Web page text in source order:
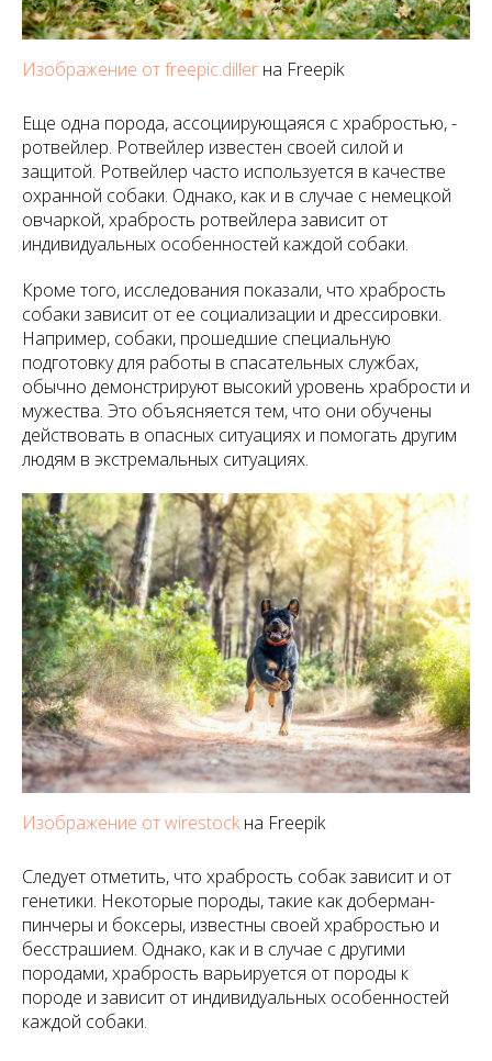
Изображение от freepic.diller на Freepik
Еще одна порода, ассоциирующаяся с храбростью, -
ротвейлер. Ротвейлер известен своей силой и
защитой. Ротвейлер часто используется в качестве
охранной собаки. Однако, как и в случае с немецкой
овчаркой, храбрость ротвейлера зависит от
индивидуальных особенностей каждой собаки.
Кроме того, исследования показали, что храбрость
собаки зависит от ее социализации и дрессировки.
Например, собаки, прошедшие специальную
подготовку для работы в спасательных службах,
обычно демонстрируют высокий уровень храбрости и
мужества. Это объясняется тем, что они обучены
действовать в опасных ситуациях и помогать другим
людям в экстремальных ситуациях.
Изображение от wirestockна Freepik
Следует отметить, что храбрость собак зависит и от
генетики. Некоторые породы, такие как доберман-
пинчеры и боксеры, известны своей храбростью и
бесстрашием. Однако, как и в случае с другими
породами, храбрость варьируется от породы к
породе и зависит от индивидуальных особенностей
каждой собаки.